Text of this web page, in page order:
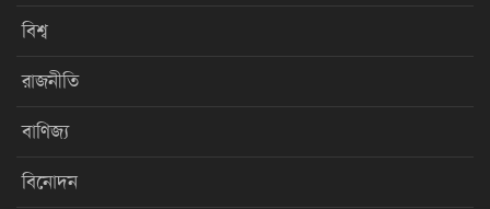
বিশ্ব
রাজনীতি
বাণিজ্য
বিনোদন